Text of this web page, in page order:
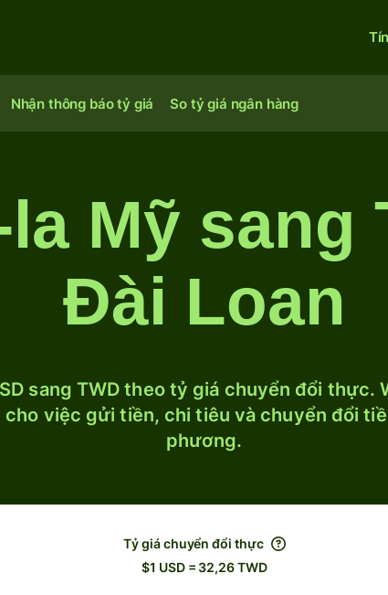
Nhận thông báo tỷ giá So tỷ giá ngân hàng
Mỹ sang
Đài Loan
sang TWD theo tỷ giá chuyển đổi thực.
việc gửi tiền, chi tiêu và chuyển đổi
phương.
Tỷ giá chuyển đổi thực
$1 USD = 32,26 TWD